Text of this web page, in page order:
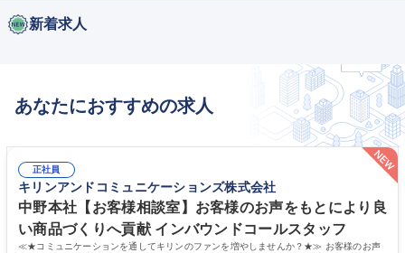
新着求人
あなたにおすすめの求人
正社員
キリンアンドコミュニケーションズ株式会社
中野本社【お客様相談室】お客様のお声をもとにより良
い商品づくりへ貢献 インバウンドコールスタッフ
≪★コミュニケーションを通してキリンのファンを増やしませんか？★≫ お客様のお声